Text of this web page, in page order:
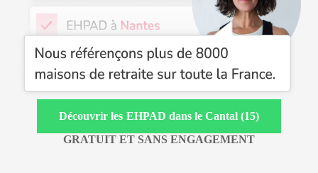
EHPAD dans le Cantal (15)
GRATUIT ET SANS ENGAGEMENT